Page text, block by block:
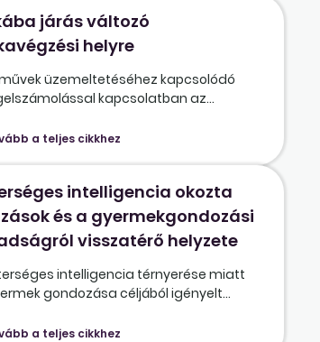
járás változó
helyre
üzemeltetéséhez kapcsolódó
kapcsolatban az...
a teljes cikkhez
intelligencia okozta
és a gyermekgondozási
visszatérő helyzete
intelligencia térnyerése miatt
gondozása céljából igényelt...
a teljes cikkhez